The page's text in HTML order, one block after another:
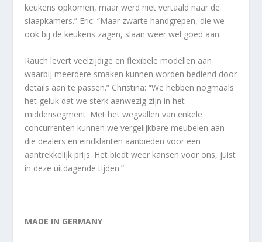
keukens opkomen, maar werd niet vertaald naar de
slaapkamers.” Eric: “Maar zwarte handgrepen, die we
ook bij de keukens zagen, slaan weer wel goed aan.
Rauch levert veelzijdige en flexibele modellen aan
waarbij meerdere smaken kunnen worden bediend door
details aan te passen.” Christina: “We hebben nogmaals
het geluk dat we sterk aanwezig zijn in het
middensegment. Met het wegvallen van enkele
concurrenten kunnen we vergelijkbare meubelen aan
die dealers en eindklanten aanbieden voor een
aantrekkelijk prijs. Het biedt weer kansen voor ons, juist
in deze uitdagende tijden.”
MADE IN GERMANY